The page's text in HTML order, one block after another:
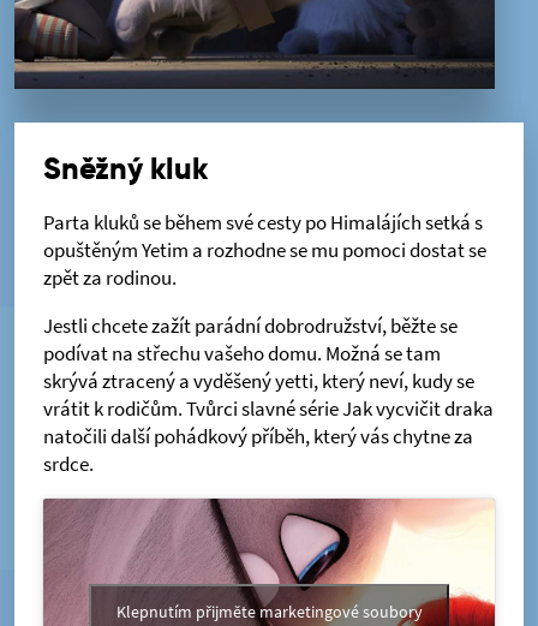
Sněžný kluk
Parta kluků se během své cesty po Himalájích setká s
opuštěným Yetim a rozhodne se mu pomoci dostat se
zpět za rodinou.
Jestli chcete zažít parádní dobrodružství, běžte se
podívat na střechu vašeho domu. Možná se tam
skrývá ztracený a vyděšený yetti, který neví, kudy se
vrátit k rodičům. Tvůrci slavné série Jak vycvičit draka
natočili další pohádkový příběh, který vás chytne za
srdce.
Klepnutím přijměte marketingové soubory